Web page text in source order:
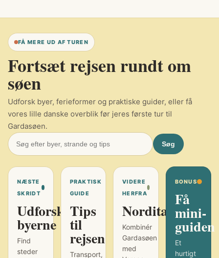
FÅ MERE UD AF TUREN
Fortsæt rejsen rundt om
søen
Udforsk byer, ferieformer og praktiske guider, eller få
vores lille danske overblik før jeres første tur til
Gardasøen.
Søg
NÆSTE
SKRIDT
Udforsk
byerne
Find
steder
PRAKTISK
GUIDE
Tips
til
rejsen
Transport,
VIDERE
HERFRA
Norditalien
Kombinér
Gardasøen
med
BONUS
Få
mini-
guiden
Et
hurtigt